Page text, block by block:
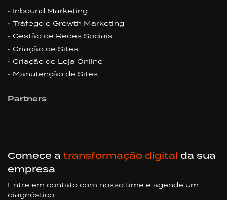
Inbound Marketing
Tráfego e Growth Marketing
Gestão de Redes Sociais
Criação de Sites
Criação de Loja Online
Manutenção de Sites
Partners
Comece a transformação digital da sua
empresa
Entre em contato com nosso time e agende um
diagnóstico